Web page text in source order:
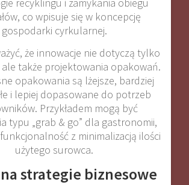
co wpisuje się w koncepcję
gospodarki cyrkularnej.
że innowacje nie dotyczą tylko
ale także projektowania opakowań.
opakowania są lżejsze, bardziej
i lepiej dopasowane do potrzeb
Przykładem mogą być
typu „grab & go” dla gastronomii,
z minimalizacją ilości
użytego surowca.
strategie biznesowe